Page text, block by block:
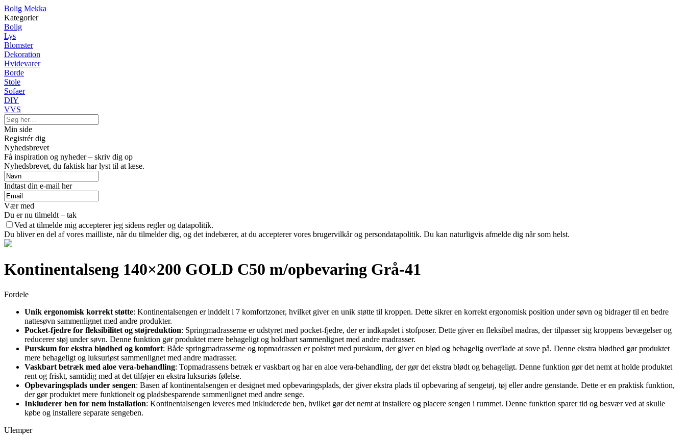
Bolig Mekka
Kategorier
Bolig
Lys
Blomster
Dekoration
Hvidevarer
Borde
Stole
Sofaer
DIY
VVS
Min side
Registrér dig
Nyhedsbrevet
Få inspiration og nyheder – skriv dig op
Nyhedsbrevet, du faktisk har lyst til at læse.
Indtast din e-mail her
Vær med
Du er nu tilmeldt – tak
Ved at tilmelde mig accepterer jeg sidens regler og datapolitik.
Du bliver en del af vores mailliste, når du tilmelder dig, og det indebærer, at du accepterer vores brugervilkår og persondatapolitik. Du kan naturligvis afmelde dig når som helst.
Kontinentalseng 140×200 GOLD C50 m/opbevaring Grå-41
Fordele
Unik ergonomisk korrekt støtte: Kontinentalsengen er inddelt i 7 komfortzoner, hvilket giver en unik støtte til kroppen. Dette sikrer en korrekt ergonomisk position under søvn og bidrager til en bedre
nattesøvn sammenlignet med andre produkter.
Pocket-fjedre for fleksibilitet og støjreduktion: Springmadrasserne er udstyret med pocket-fjedre, der er indkapslet i stofposer. Dette giver en fleksibel madras, der tilpasser sig kroppens bevægelser og
reducerer støj under søvn. Denne funktion gør produktet mere behageligt og holdbart sammenlignet med andre madrasser.
Purskum for ekstra blødhed og komfort: Både springmadrasserne og topmadrassen er polstret med purskum, der giver en blød og behagelig overflade at sove på. Denne ekstra blødhed gør produktet
mere behageligt og luksuriøst sammenlignet med andre madrasser.
Vaskbart betræk med aloe vera-behandling: Topmadrassens betræk er vaskbart og har en aloe vera-behandling, der gør det ekstra blødt og behageligt. Denne funktion gør det nemt at holde produktet
rent og friskt, samtidig med at det tilføjer en ekstra luksuriøs følelse.
Opbevaringsplads under sengen: Basen af kontinentalsengen er designet med opbevaringsplads, der giver ekstra plads til opbevaring af sengetøj, tøj eller andre genstande. Dette er en praktisk funktion,
der gør produktet mere funktionelt og pladsbesparende sammenlignet med andre senge.
Inkluderer ben for nem installation: Kontinentalsengen leveres med inkluderede ben, hvilket gør det nemt at installere og placere sengen i rummet. Denne funktion sparer tid og besvær ved at skulle
købe og installere separate sengeben.
Ulemper